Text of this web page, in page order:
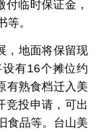
临时保证金，
。
，地面将保留现
有16个摊位约
有熟食档迁入美
竞投申请，可出
食品等。台山美